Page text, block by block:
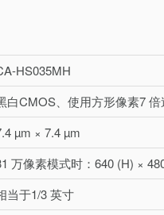
HS035MH
白CMOS、使用方形像素7 倍
µm × 7.4 µm
万像素模式时：640 (H) ×
当于1/3 英寸